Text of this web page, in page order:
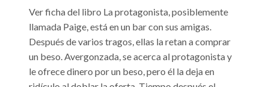
Ver ficha del libro La protagonista, posiblemente
llamada Paige, está en un bar con sus amigas.
Después de varios tragos, ellas la retan a comprar
un beso. Avergonzada, se acerca al protagonista y
le ofrece dinero por un beso, pero él la deja en